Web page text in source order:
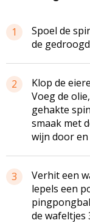
1
Spoel de
de
2
Klop de
Voeg de
gehakte
smaak met
wijn door
3
Verhit een
lepels een
de wafeltjes